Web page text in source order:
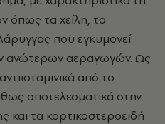
όπως τα χείλη, τα
που εγκυμονεί
ανώτερων αεραγωγών. Ως
από το
αποτελεσματικά στην
και τα κορτικοστεροειδή